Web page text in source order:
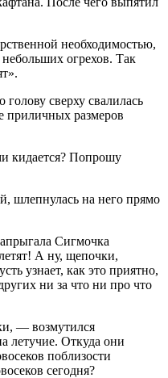
необходимостью,
огрехов. Так
сверху свалилась
приличных размеров
кидается? Попрошу
шлепнулась на него прямо
Сигмочка
А ну, щепочки,
узнает, как это приятно,
ни за что ни про что
— возмутился
летучие. Откуда они
поблизости
сегодня?